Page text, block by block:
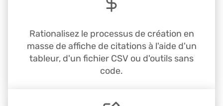
Rationalisez le processus de création en
masse de affiche de citations à l'aide d'un
tableur, d'un fichier CSV ou d'outils sans
code.